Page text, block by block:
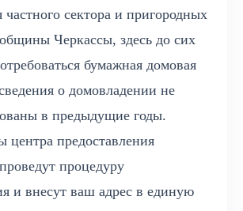
частного сектора и пригородных
Черкассы, здесь до сих
бумажная домовая
о домовладении не
в предыдущие годы.
центра предоставления
процедуру
и внесут ваш адрес в единую